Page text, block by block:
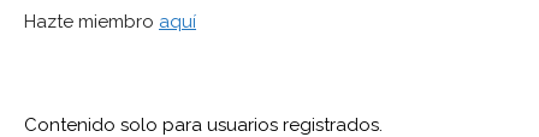
Hazte miembro aquí
Contenido solo para usuarios registrados.